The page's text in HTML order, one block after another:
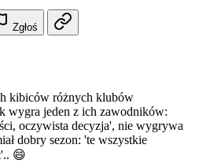
Zgłoś
kibiców różnych klubów
wygra jeden z ich zawodników:
oczywista decyzja', nie wygrywa
dobry sezon: 'te wszystkie
😄